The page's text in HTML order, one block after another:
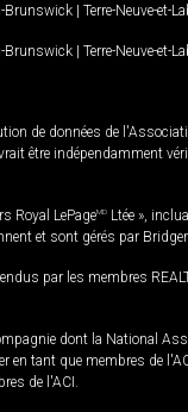
Brunswick | Terre-Neuve-et-
Brunswick | Terre-Neuve-et-
de données de
être indépendamment
Royal LePageMD Ltée »,
et sont gérés par
par les membres
dont la National
tant que membres de
de l'ACI.